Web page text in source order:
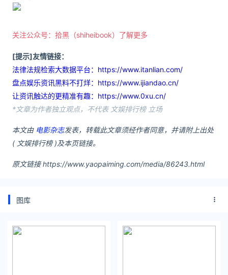
关注公众号：拾黑（shiheibook）了解更多
[提示]友情链接：
法律法规检索大数据平台：https://www.itanlian.com/
盘点娱乐资讯黑料不打烊：https://www.ijiandao.cn/
让资讯触达的更精准有趣：https://www.0xu.cn/
*文章为作者独立观点，不代表 文娱排行榜 立场
本文由 电影杂志发表，转载此文章须经作者同意，并请附上出处
( 文娱排行榜 )及本页链接。
原文链接 https://www.yaopaiming.com/media/86243.html
图库